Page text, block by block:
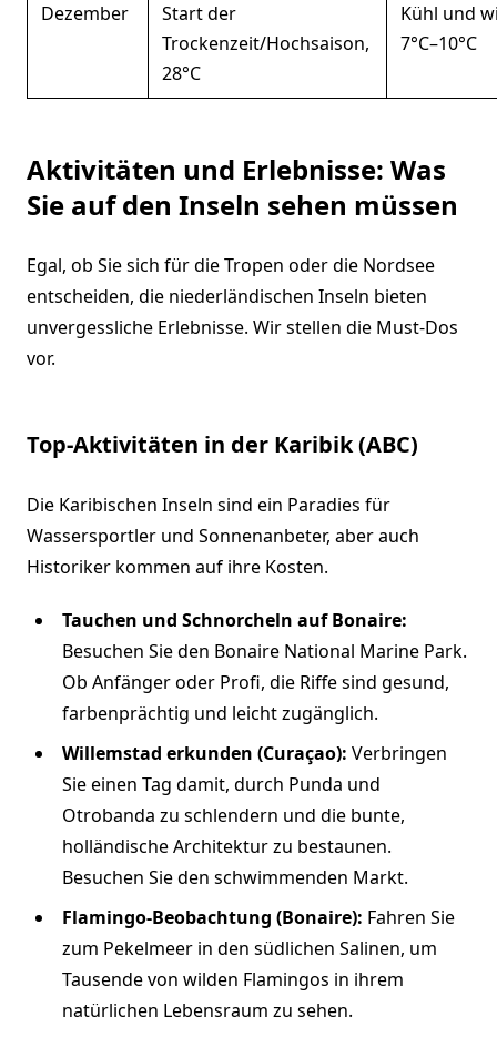
Dezember
Start der
Trockenzeit/Hochsaison,
28°C
Kühl und
7°C–10°C
Aktivitäten und Erlebnisse: Was
Sie auf den Inseln sehen müssen
Egal, ob Sie sich für die Tropen oder die Nordsee
entscheiden, die niederländischen Inseln bieten
unvergessliche Erlebnisse. Wir stellen die Must-Dos
vor.
Top-Aktivitäten in der Karibik (ABC)
Die Karibischen Inseln sind ein Paradies für
Wassersportler und Sonnenanbeter, aber auch
Historiker kommen auf ihre Kosten.
Tauchen und Schnorcheln auf Bonaire:
Besuchen Sie den Bonaire National Marine Park.
Ob Anfänger oder Profi, die Riffe sind gesund,
farbenprächtig und leicht zugänglich.
Willemstad erkunden (Curaçao): Verbringen
Sie einen Tag damit, durch Punda und
Otrobanda zu schlendern und die bunte,
holländische Architektur zu bestaunen.
Besuchen Sie den schwimmenden Markt.
Flamingo-Beobachtung (Bonaire): Fahren Sie
zum Pekelmeer in den südlichen Salinen, um
Tausende von wilden Flamingos in ihrem
natürlichen Lebensraum zu sehen.